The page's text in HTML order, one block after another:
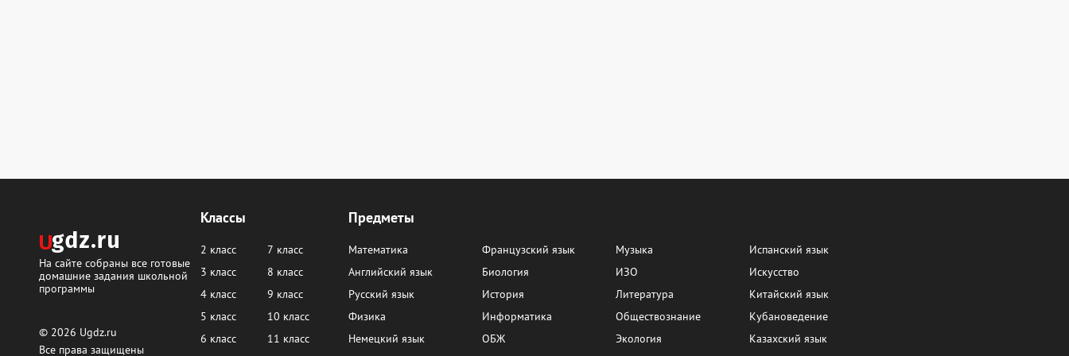
Классы
2 класс
3 класс
4 класс
5 класс
6 класс
7 класс
8 класс
9 класс
10 класс
11 класс
Предметы
Математика
Английский язык
Русский язык
Физика
Немецкий язык
Французский язык
Биология
История
Информатика
ОБЖ
Музыка
ИЗО
Литература
Обществознание
Экология
Испанский язык
Искусство
Китайский язык
Кубановедение
Казахский язык
На сайте собраны все готовые
домашние задания школьной
программы
© 2026 Ugdz.ru
Все права защищены